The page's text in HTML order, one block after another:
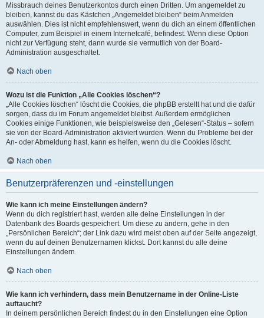
Missbrauch deines Benutzerkontos durch einen Dritten. Um angemeldet zu
bleiben, kannst du das Kästchen „Angemeldet bleiben“ beim Anmelden
auswählen. Dies ist nicht empfehlenswert, wenn du dich an einem öffentlichen
Computer, zum Beispiel in einem Internetcafé, befindest. Wenn diese Option
nicht zur Verfügung steht, dann wurde sie vermutlich von der Board-
Administration ausgeschaltet.
Nach oben
Wozu ist die Funktion „Alle Cookies löschen“?
„Alle Cookies löschen“ löscht die Cookies, die phpBB erstellt hat und die dafür
sorgen, dass du im Forum angemeldet bleibst. Außerdem ermöglichen
Cookies einige Funktionen, wie beispielsweise den „Gelesen“-Status – sofern
sie von der Board-Administration aktiviert wurden. Wenn du Probleme bei der
An- oder Abmeldung hast, kann es helfen, wenn du die Cookies löscht.
Nach oben
Benutzerpräferenzen und -einstellungen
Wie kann ich meine Einstellungen ändern?
Wenn du dich registriert hast, werden alle deine Einstellungen in der
Datenbank des Boards gespeichert. Um diese zu ändern, gehe in den
„Persönlichen Bereich“; der Link dazu wird meist oben auf der Seite angezeigt,
wenn du auf deinen Benutzernamen klickst. Dort kannst du alle deine
Einstellungen ändern.
Nach oben
Wie kann ich verhindern, dass mein Benutzername in der Online-Liste
auftaucht?
In deinem persönlichen Bereich findest du in den Einstellungen eine Option